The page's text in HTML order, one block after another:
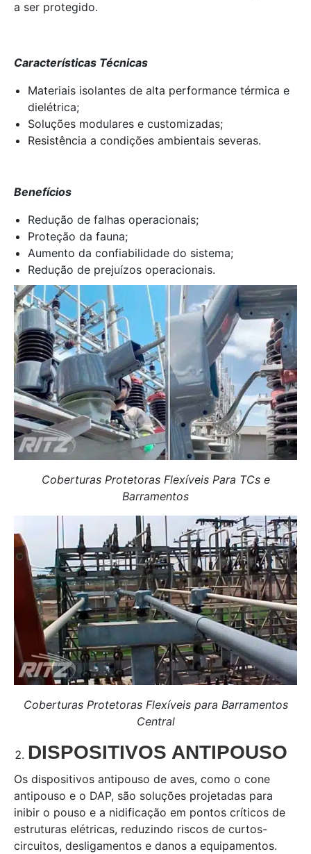
a ser protegido.
Características Técnicas
Materiais isolantes de alta performance térmica e
dielétrica;
Soluções modulares e customizadas;
Resistência a condições ambientais severas.
Benefícios
Redução de falhas operacionais;
Proteção da fauna;
Aumento da confiabilidade do sistema;
Redução de prejuízos operacionais.
Coberturas Protetoras Flexíveis Para TCs e
Barramentos
Coberturas Protetoras Flexíveis para Barramentos
Central
DISPOSITIVOS ANTIPOUSO
Os dispositivos antipouso de aves, como o cone
antipouso e o DAP, são soluções projetadas para
inibir o pouso e a nidificação em pontos críticos de
estruturas elétricas, reduzindo riscos de curtos-
circuitos, desligamentos e danos a equipamentos.